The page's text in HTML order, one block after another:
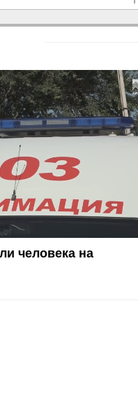
человека на